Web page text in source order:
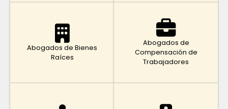
Abogados de Bienes
Raíces
Abogados de
Compensación de
Trabajadores